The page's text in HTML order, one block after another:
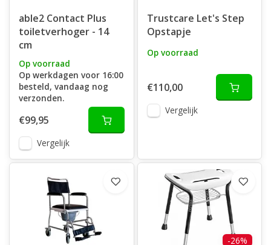
able2 Contact Plus
toiletverhoger - 14
cm
Op voorraad
Op werkdagen voor 16:00
besteld, vandaag nog
verzonden.
€99,95
Vergelijk
Trustcare Let's Step
Opstapje
Op voorraad
€110,00
Vergelijk
-26%